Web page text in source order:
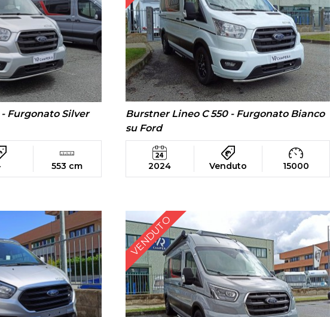
Furgonato Silver
553 cm
Burstner Lineo C 550 - Furgonato Bianco
su Ford
2024 Venduto 15000
VENDUTO